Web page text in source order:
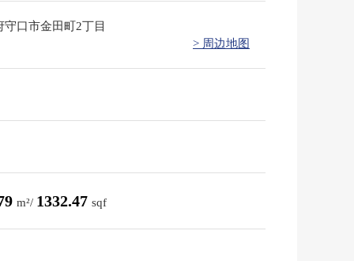
守口市金田町2丁目
> 周边地图
m²/ 1332.47 sqf